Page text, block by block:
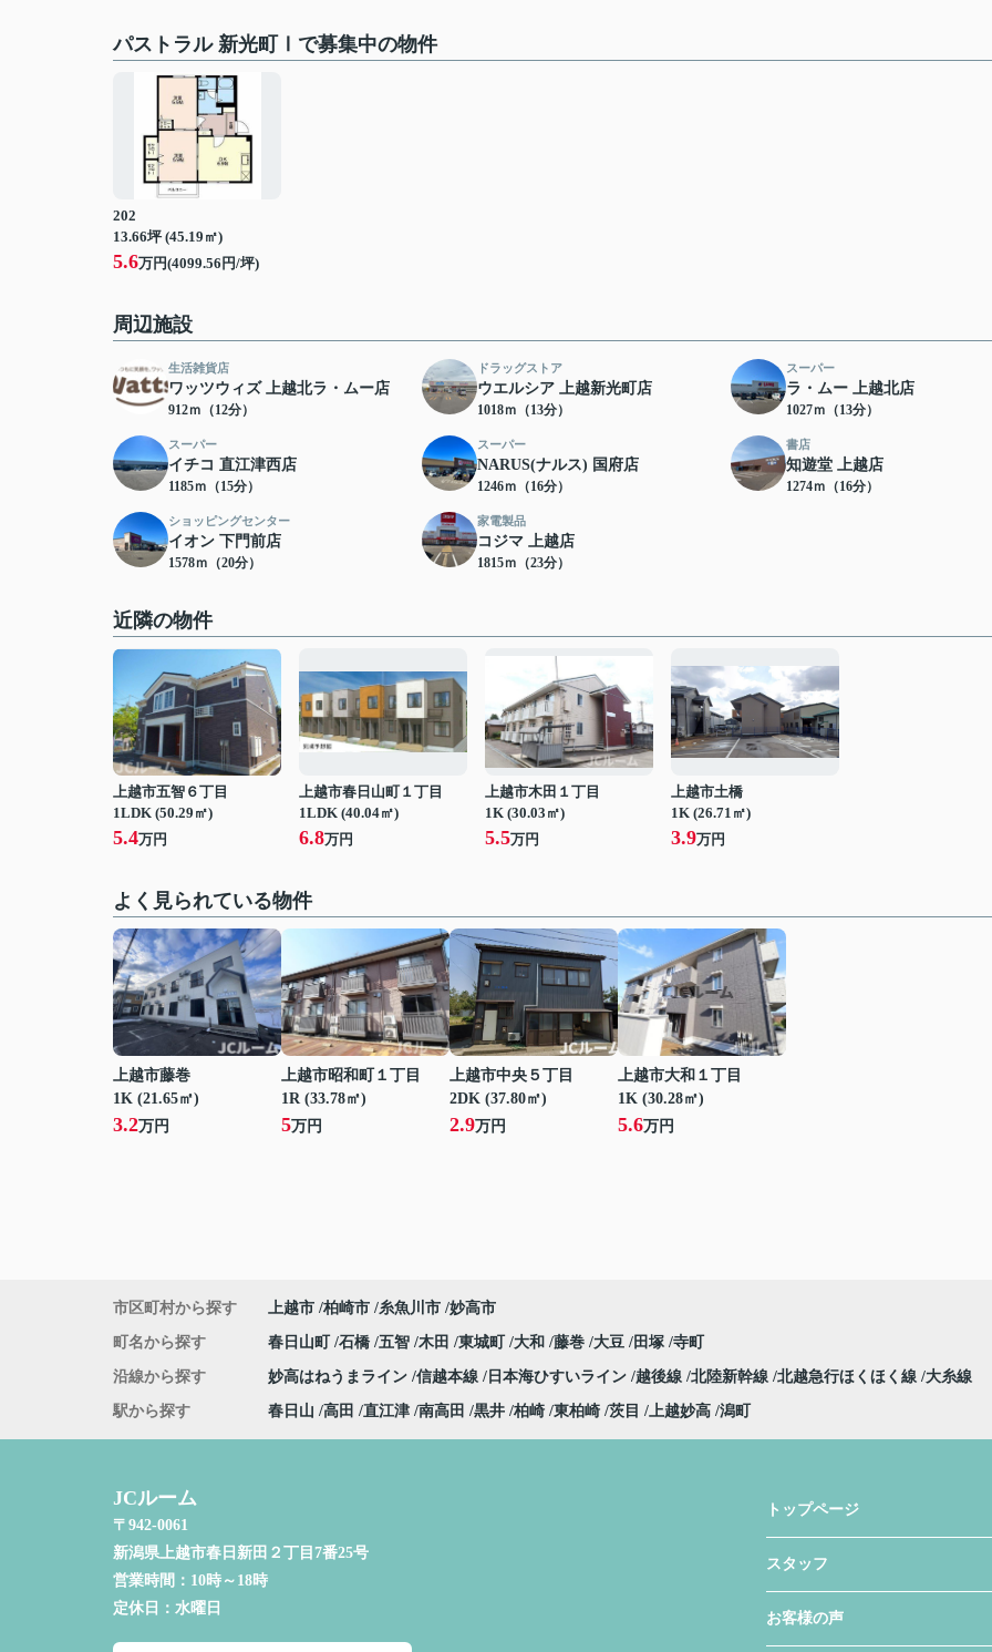
パストラル 新光町Ⅰで募集中の物件
202
13.66坪 (45.19㎡)
5.6万円(4099.56円/坪)
周辺施設
生活雑貨店
ワッツウィズ 上越北ラ・ムー店
912ｍ（12分）
ドラッグストア
ウエルシア 上越新光町店
1018ｍ（13分）
スーパー
ラ・ムー 上越北店
1027ｍ（13分）
スーパー
イチコ 直江津西店
1185ｍ（15分）
スーパー
NARUS(ナルス) 国府店
1246ｍ（16分）
書店
知遊堂 上越店
1274ｍ（16分）
ショッピングセンター
イオン 下門前店
1578ｍ（20分）
家電製品
コジマ 上越店
1815ｍ（23分）
近隣の物件
上越市五智６丁目
1LDK (50.29㎡)
5.4万円
上越市春日山町１丁目
1LDK (40.04㎡)
6.8万円
上越市木田１丁目
1K (30.03㎡)
5.5万円
上越市土橋
1K (26.71㎡)
3.9万円
よく見られている物件
上越市藤巻
1K (21.65㎡)
3.2万円
上越市昭和町１丁目
1R (33.78㎡)
5万円
上越市中央５丁目
2DK (37.80㎡)
2.9万円
上越市大和１丁目
1K (30.28㎡)
5.6万円
市区町村から探す 上越市 柏崎市 糸魚川市 妙高市
町名から探す 春日山町 石橋 五智 木田 東城町 大和 藤巻 大豆 田塚 寺町
沿線から探す 妙高はねうまライン 信越本線 日本海ひすいライン 越後線 北陸新幹線 北越急行ほくほく線 大糸線
駅から探す 春日山 高田 直江津 南高田 黒井 柏崎 東柏崎 茨目 上越妙高 潟町
JCルーム
〒942-0061
新潟県上越市春日新田２丁目7番25号
営業時間： 10時～18時
定休日： 水曜日
トップページ
スタッフ
お客様の声